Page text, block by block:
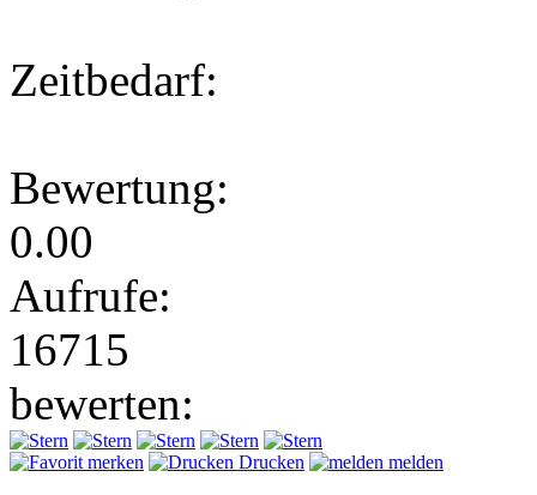
Zeitbedarf:
Bewertung:
0.00
Aufrufe:
16715
bewerten:
merken Drucken melden